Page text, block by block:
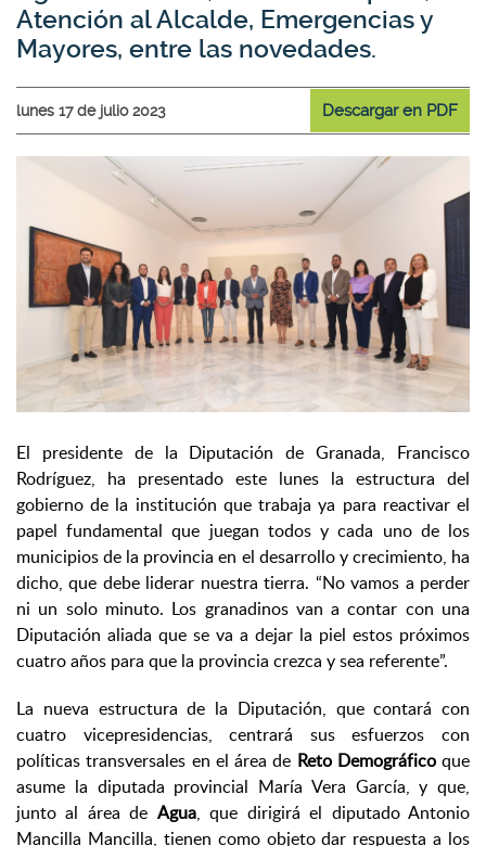
Atención al Alcalde, Emergencias y
Mayores, entre las novedades.
lunes 17 de julio 2023 Descargar en PDF
El presidente de la Diputación de Granada, Francisco
Rodríguez, ha presentado este lunes la estructura del
gobierno de la institución que trabaja ya para reactivar el
papel fundamental que juegan todos y cada uno de los
municipios de la provincia en el desarrollo y crecimiento, ha
dicho, que debe liderar nuestra tierra. “No vamos a perder
ni un solo minuto. Los granadinos van a contar con una
Diputación aliada que se va a dejar la piel estos próximos
cuatro años para que la provincia crezca y sea referente”.
La nueva estructura de la Diputación, que contará con
cuatro vicepresidencias, centrará sus esfuerzos con
políticas transversales en el área de Reto Demográficoque
asume la diputada provincial María Vera García, y que,
junto al área de Agua, que dirigirá el diputado Antonio
Mancilla Mancilla, tienen como objeto dar respuesta a los